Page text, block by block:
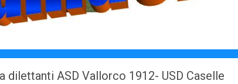
ASD Vallorco 1912- USD Caselle